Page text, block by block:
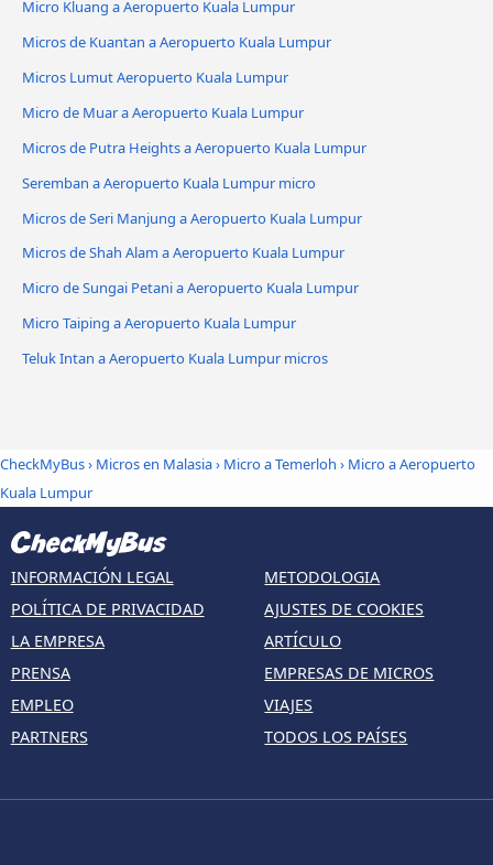
Micro Kluang a Aeropuerto Kuala Lumpur
Micros de Kuantan a Aeropuerto Kuala Lumpur
Micros Lumut Aeropuerto Kuala Lumpur
Micro de Muar a Aeropuerto Kuala Lumpur
Micros de Putra Heights a Aeropuerto Kuala Lumpur
Seremban a Aeropuerto Kuala Lumpur micro
Micros de Seri Manjung a Aeropuerto Kuala Lumpur
Micros de Shah Alam a Aeropuerto Kuala Lumpur
Micro de Sungai Petani a Aeropuerto Kuala Lumpur
Micro Taiping a Aeropuerto Kuala Lumpur
Teluk Intan a Aeropuerto Kuala Lumpur micros
CheckMyBus› Micros en Malasia› Micro a Temerloh › Micro a Aeropuerto
Kuala Lumpur
INFORMACIÓN LEGAL
POLÍTICA DE PRIVACIDAD
LA EMPRESA
PRENSA
EMPLEO
PARTNERS
METODOLOGIA
AJUSTES DE COOKIES
ARTÍCULO
EMPRESAS DE MICROS
VIAJES
TODOS LOS PAÍSES